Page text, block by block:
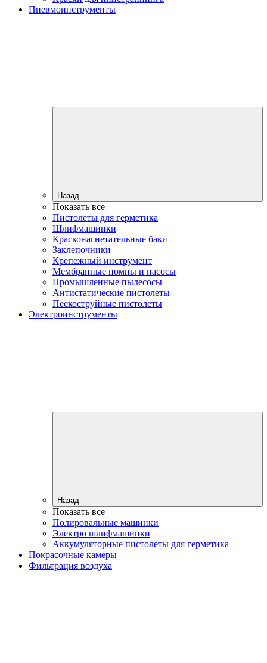
Пневмоинструменты
Назад
Показать все
Пистолеты для герметика
Шлифмашинки
Красконагнетательные баки
Заклепочники
Крепежный инструмент
Мембранные помпы и насосы
Промышленные пылесосы
Антистатические пистолеты
Пескоструйные пистолеты
Электроинструменты
Назад
Показать все
Полировальные машинки
Электро шлифмашинки
Аккумуляторные пистолеты для герметика
Покрасочные камеры
Фильтрация воздуха